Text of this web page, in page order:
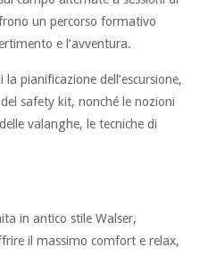
un percorso formativo
e l’avventura.
pianificazione dell’escursione,
safety kit, nonché le nozioni
valanghe, le tecniche di
in antico stile Walser,
il massimo comfort e relax,